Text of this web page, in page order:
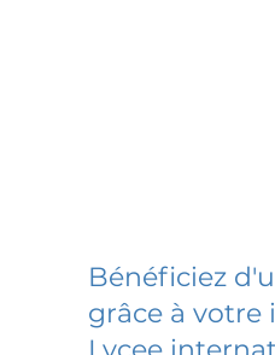
Bénéficiez
grâce à votre